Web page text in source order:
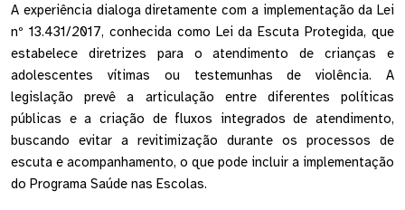
A experiência dialoga diretamente com a implementação da Lei
nº 13.431/2017, conhecida como Lei da Escuta Protegida, que
estabelece diretrizes para o atendimento de crianças e
adolescentes vítimas ou testemunhas de violência. A
legislação prevê a articulação entre diferentes políticas
públicas e a criação de fluxos integrados de atendimento,
buscando evitar a revitimização durante os processos de
escuta e acompanhamento, o que pode incluir a implementação
do Programa Saúde nas Escolas.